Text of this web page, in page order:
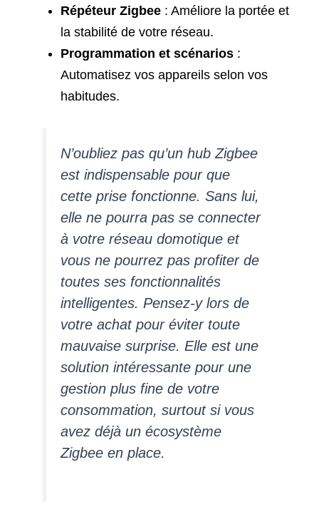
Répéteur Zigbee: Améliore la portée et
la stabilité de votre réseau.
Programmation et scénarios:
Automatisez vos appareils selon vos
habitudes.
N’oubliez pas qu’un hub Zigbee
est indispensable pour que
cette prise fonctionne. Sans lui,
elle ne pourra pas se connecter
à votre réseau domotique et
vous ne pourrez pas profiter de
toutes ses fonctionnalités
intelligentes. Pensez-y lors de
votre achat pour éviter toute
mauvaise surprise. Elle est une
solution intéressante pour une
gestion plus fine de votre
consommation, surtout si vous
avez déjà un écosystème
Zigbee en place.